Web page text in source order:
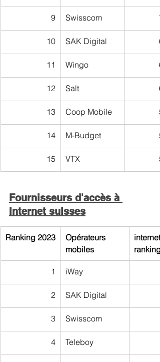
9 Swisscom
10 SAK Digital
11 Wingo
12 Salt
13 Coop Mobile
14 M-Budget
15 VTX
Fournisseurs d'accès à
Internet suisses
Ranking 2023
Opérateurs
mobiles
internet-
ranking
1 iWay
2 SAK Digital
3 Swisscom
4 Teleboy